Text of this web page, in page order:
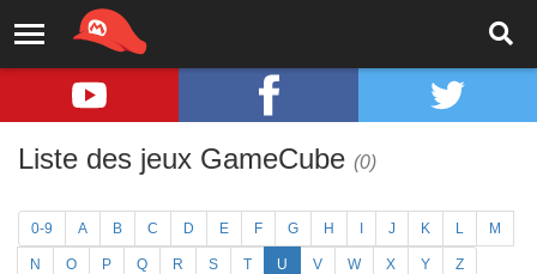
Liste des jeux GameCube (0)
0-9 A B C D E F G H J K L M
N O P Q R S T U V W X Y Z